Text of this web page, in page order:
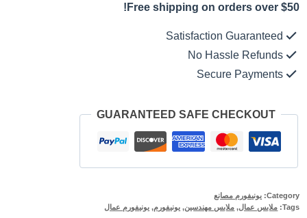
Free shipping on orders over $50!
GUARANTEED SAFE CHECKOUT
Category:
يونيفورم مصانع
Tags:
ملابس عمال, ملابس مهندسين, يونيفورم, يونيفورم عمال